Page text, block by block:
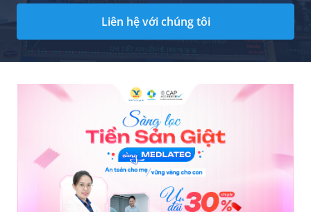
Liên hệ với chúng tôi